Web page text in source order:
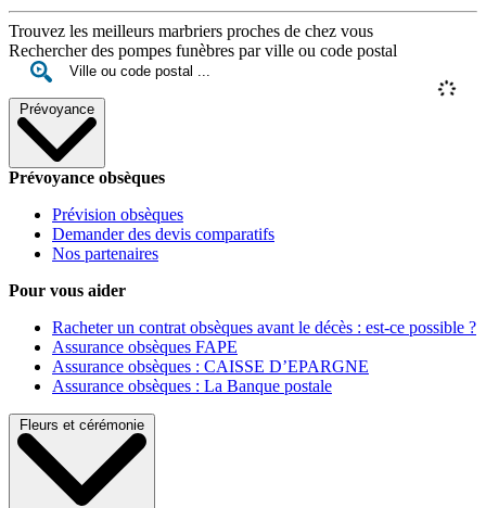
Trouvez les meilleurs marbriers proches de chez vous
Rechercher des pompes funèbres par ville ou code postal
Prévoyance
Prévoyance obsèques
Prévision obsèques
Demander des devis comparatifs
Nos partenaires
Pour vous aider
Racheter un contrat obsèques avant le décès : est-ce possible ?
Assurance obsèques FAPE
Assurance obsèques : CAISSE D’EPARGNE
Assurance obsèques : La Banque postale
Fleurs et cérémonie